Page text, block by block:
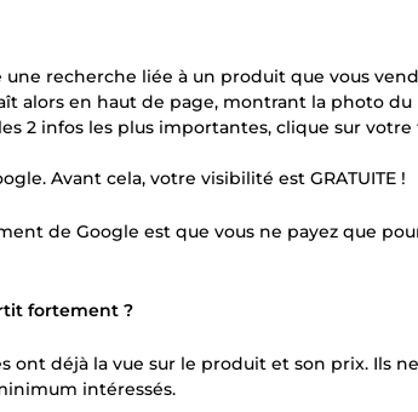
recherche liée à un produit que vous
alors en haut de page, montrant la photo
2 infos les plus importantes, clique sur
Avant cela, votre visibilité est GRATUITE !
de Google est que vous ne payez que
fortement ?
ont déjà la vue sur le produit et son prix. Ils
intéressés.